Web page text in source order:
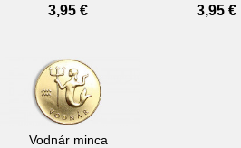
Cena
3,95 € Cena
3,95 €
Vodnár minca